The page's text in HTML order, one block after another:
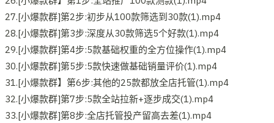
27.[小爆款群]第2步:初步从100款筛选到30款(1).mp4
28.[小爆款群]第3步:深度从30款筛选5个好款(1).mp4
29.[小爆款群]第4步:5款基础权重的全方位操作(1).mp4
30.[小爆款群]第5步:5款快速做基础销量评价(1).mp4
31.[小爆款群】第6步:其他的25款都放全店托管(1).mp4
32.[小爆款群]第7步:5款全站拉新+逐步成交(1).mp4
33.[小爆款群]第8步:全店托管投产留高去差(1).mp4